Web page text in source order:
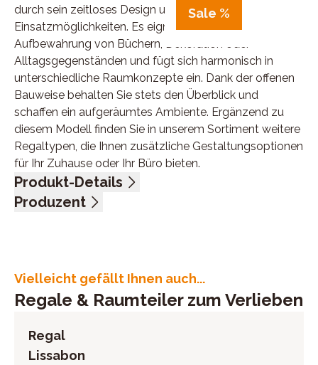
Sale %
durch sein zeitloses Design und vielseitige
Einsatzmöglichkeiten. Es eignet sich ideal zur stilvollen
Aufbewahrung von Büchern, Dekoration oder
Alltagsgegenständen und fügt sich harmonisch in
unterschiedliche Raumkonzepte ein. Dank der offenen
Bauweise behalten Sie stets den Überblick und
schaffen ein aufgeräumtes Ambiente. Ergänzend zu
diesem Modell finden Sie in unserem Sortiment weitere
Regaltypen, die Ihnen zusätzliche Gestaltungsoptionen
für Ihr Zuhause oder Ihr Büro bieten.
Produkt-Details
Wildeiche massiv, natur geölt, Schwarzstahl, 5 Böden,
Produzent
E-Mail-Adresse: info@imc-nagold.de
UID (Umsatzsteuer-Identifikationsnummer): DE
265279207
Vielleicht gefällt Ihnen auch...
Regale & Raumteiler zum Verlieben
Regal
Lissabon